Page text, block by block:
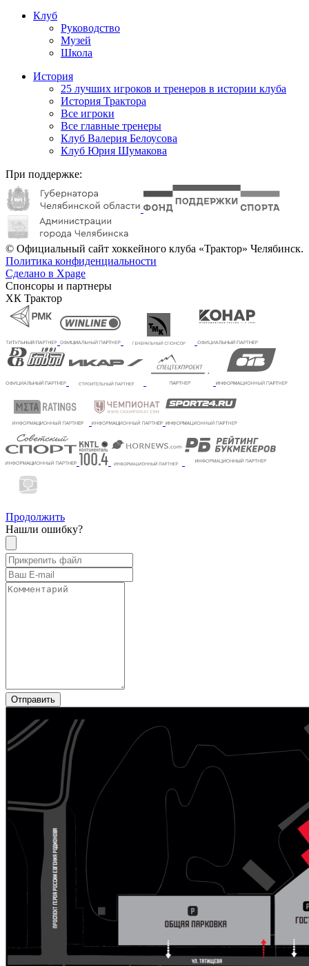
Клуб
Руководство
Музей
Школа
История
25 лучших игроков и тренеров в истории клуба
История Трактора
Все игроки
Все главные тренеры
Клуб Валерия Белоусова
Клуб Юрия Шумакова
При поддержке:
© Официальный сайт хоккейного клуба «Трактор» Челябинск.
Политика конфиденциальности
Сделано в Xpage
Спонсоры и партнеры
ХК Трактор
Продолжить
Нашли ошибку?